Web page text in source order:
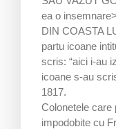
ea o
DIN COASTA
partu icoane
scris: “aici i-au
icoane s-au
1817.
Colonetele
impodobite cu